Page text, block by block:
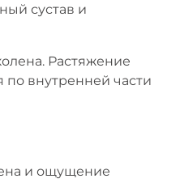
сустав и
Растяжение
по внутренней части
и ощущение